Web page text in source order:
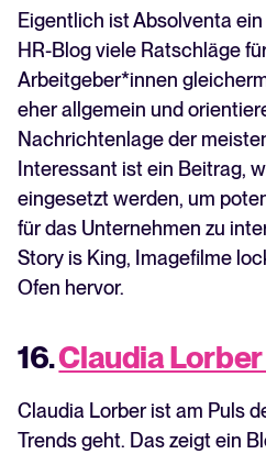
Eigentlich ist Absolventa
HR-Blog viele Ratschläge
Arbeitgeber*innen
eher allgemein und
Nachrichtenlage der
Interessant ist ein Beitrag,
eingesetzt werden, um
für das Unternehmen zu
Story is King, Imagefilme
Ofen hervor.
16.Claudia
Claudia Lorber ist am Puls
Trends geht. Das zeigt ein